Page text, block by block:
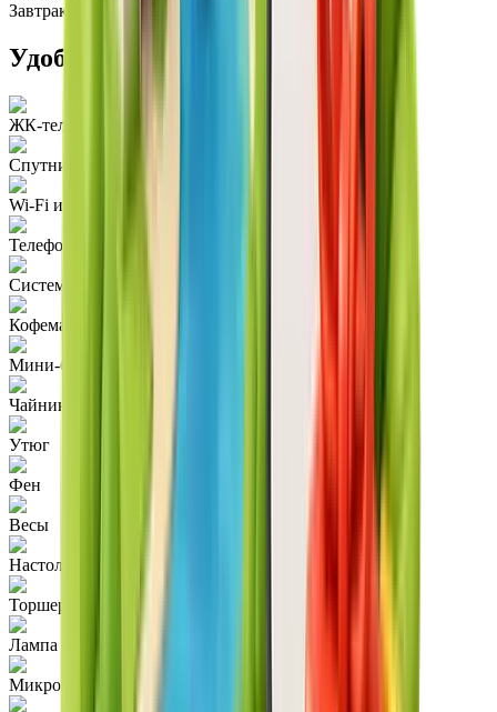
Завтрак с 07:00 до 11:30
Удобства номера
ЖК-телевизор
Спутниковое телевидение
Wi-Fi и проводной Интернет
Телефон
Система кондиционирования воздуха
Кофемашина
Мини-бар
Чайник
Утюг
Фен
Весы
Настольная лампа
Торшер
Лампа для чтения
Микроволновая печь